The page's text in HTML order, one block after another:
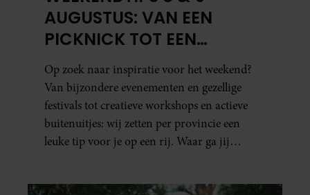
AUGUSTUS: VAN EEN
PICKNICK TOT EEN
VOGELHUISJE MAKEN
Op zoek naar inspiratie voor het weekend?
Van bijzondere evenementen en gezellige
festivals tot creatieve workshops en actieve
buitenuitjes: wij zetten per provincie een
leuke tip voor je op een rij. Waar ga jij